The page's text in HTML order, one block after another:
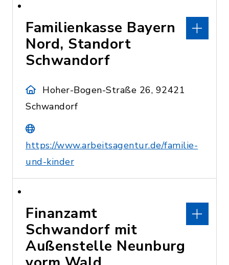
Familienkasse Bayern
Nord, Standort
Schwandorf
Hoher-Bogen-Straße 26, 92421
Schwandorf
https://www.arbeitsagentur.de/familie-
und-kinder
Finanzamt
Schwandorf mit
Außenstelle Neunburg